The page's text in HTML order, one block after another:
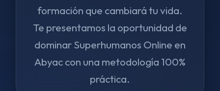
formación que cambiará tu vida.
Te presentamos la oportunidad de
dominar Superhumanos Online en
Abyac con una metodología 100%
práctica.